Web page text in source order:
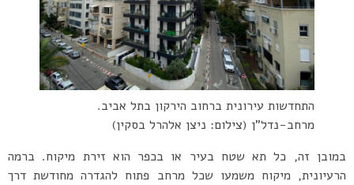
התחדשות עירונית ברחוב הירקון בתל אביב.
מרחב-נדל”ן (צילום: ניצן אלהרל בסקין)
במובן זה, כל תא שטח בעיר או בכפר הוא זירת מיקוח. ברמה
הרעיונית, מיקוח משמעו שכל מרחב פתוח להגדרה מחודשת דרך